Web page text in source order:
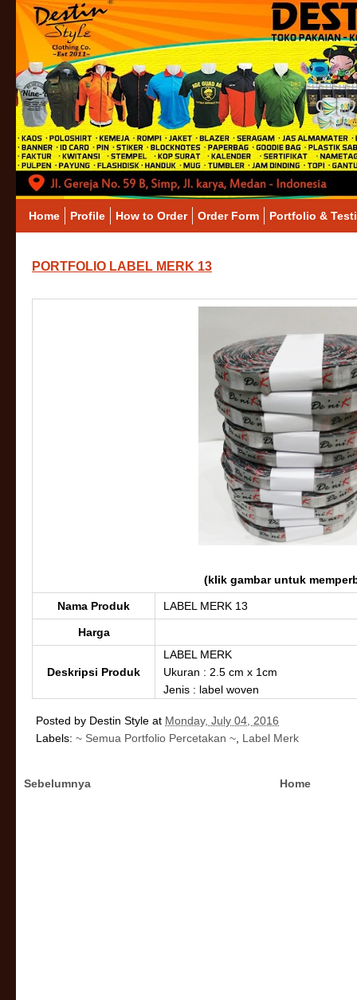
Home Profile How to Order Order Form Portfolio &
PORTFOLIO LABEL MERK 13
(klik gambar untuk
Nama Produk LABEL MERK 13
Harga
Deskripsi Produk
LABEL MERK
Ukuran : 2.5 cm x 1cm
Jenis : label woven
Posted by Destin Style at Monday, July 04, 2016
Labels: ~ Semua Portfolio Percetakan ~ Label Merk
Sebelumnya Home